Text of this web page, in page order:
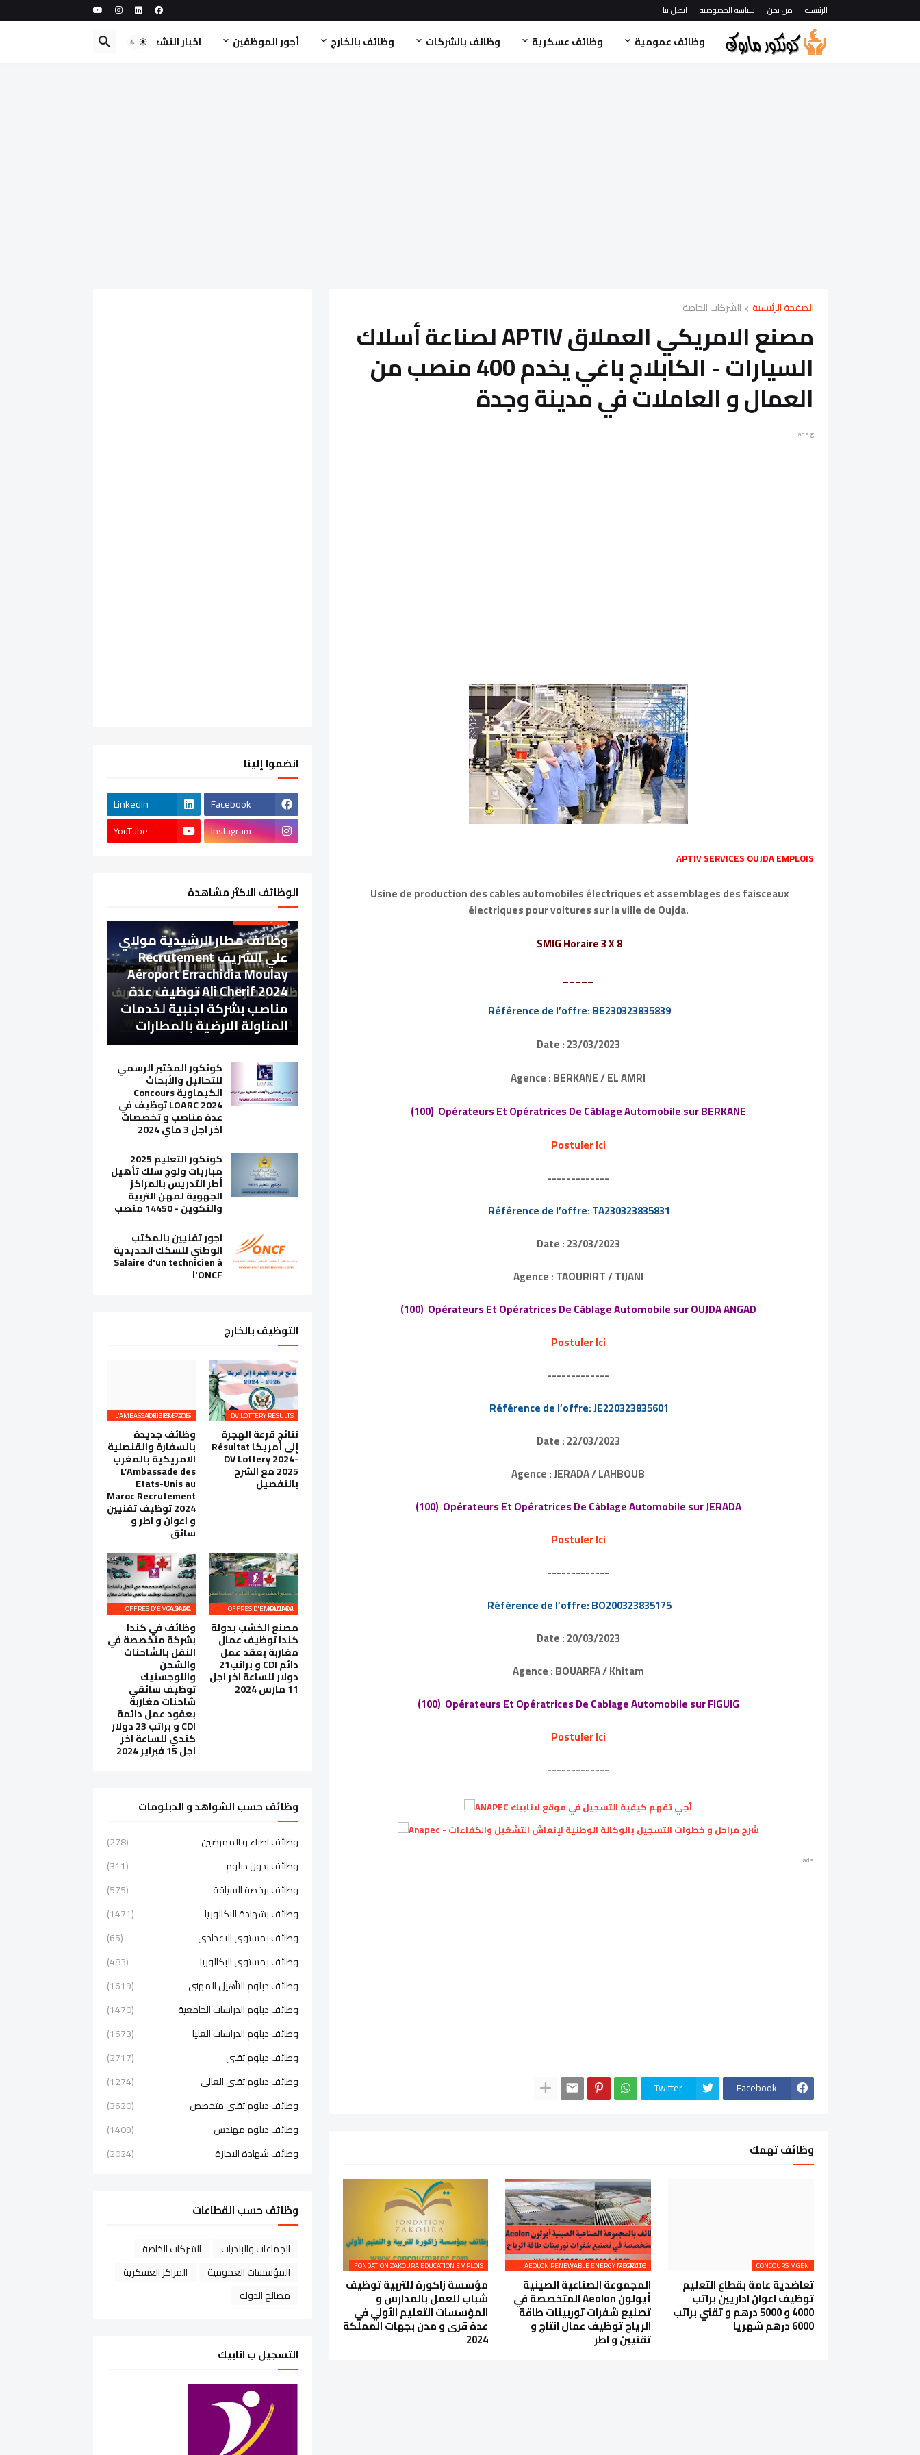
الرئيسية من نحن سياسة الخصوصية اتصل بنا
وظائف عمومية وظائف عسكرية وظائف بالشركات وظائف بالخارج أجور الموظفين اخبار التشغيل
الصفحة الرئيسية الشركات الخاصة
مصنع الامريكي العملاق APTIV لصناعة أسلاك
السيارات - الكابلاج باغي يخدم 400 منصب من
العمال و العاملات في مدينة وجدة
ads g
APTIV SERVICES OUJDA EMPLOIS
Usine de production des cables automobiles électriques et assemblages des faisceaux
électriques pour voitures sur la ville de Oujda.
SMIG Horaire 3 X 8
_____
Référence de l’offre: BE230323835839
Date : 23/03/2023
Agence : BERKANE / EL AMRI
(100) Opérateurs Et Opératrices De Câblage Automobile sur BERKANE
Postuler Ici
-------------
Référence de l’offre: TA230323835831
Date : 23/03/2023
Agence : TAOURIRT / TIJANI
(100) Opérateurs Et Opératrices De Câblage Automobile sur OUJDA ANGAD
Postuler Ici
-------------
Référence de l’offre: JE220323835601
Date : 22/03/2023
Agence : JERADA / LAHBOUB
(100) Opérateurs Et Opératrices De Câblage Automobile sur JERADA
Postuler Ici
-------------
Référence de l’offre: BO200323835175
Date : 20/03/2023
Agence : BOUARFA / Khitam
(100) Opérateurs Et Opératrices De Cablage Automobile sur FIGUIG
Postuler Ici
-------------
أجي تفهم كيفية التسجيل في موقع لانابيك ANAPEC
شرح مراحل و خطوات التسجيل بالوكالة الوطنية لإنعاش التشغيل والكفاءات - Anapec
ads
Facebook
Twitter
وظائف تهمك
CONCOURS MGEN
تعاضدية عامة بقطاع التعليم
توظيف اعوان اداريين براتب
4000 و 5000 درهم و تقني براتب
6000 درهم شهريا
AEOLON RENEWABLE ENERGY MOROCCO RECRUTE
المجموعة الصناعية الصينية
أيولون Aeolon المتخصصة في
تصنيع شفرات توربينات طاقة
الرياح توظيف عمال انتاج و
تقنيين و اطر
FONDATION ZAKOURA EDUCATION EMPLOIS
مؤسسة زاكورة للتربية توظيف
شباب للعمل بالمدارس و
المؤسسات التعليم الأولي في
عدة قرى و مدن بجهات المملكة
2024
انضموا إلينا
Facebook
Linkedin
Instagram
YouTube
الوظائف الاكثر مشاهدة
الشركات الخاصة
وظائف مطار الرشيدية مولاي
علي الشريف Recrutement
Aéroport Errachidia Moulay
Ali Cherif 2024 توظيف عدة
مناصب بشركة اجنبية لخدمات
المناولة الارضية بالمطارات
كونكور المختبر الرسمي
للتحاليل والأبحاث
الكيماوية Concours
LOARC 2024 توظيف في
عدة مناصب و تخصصات
اخر اجل 3 ماي 2024
كونكور التعليم 2025
مباريات ولوج سلك تأهيل
أطر التدريس بالمراكز
الجهوية لمهن التربية
والتكوين - 14450 منصب
اجور تقنيين بالمكتب
الوطني للسكك الحديدية
Salaire d'un technicien à
l'ONCF
التوظيف بالخارج
DV LOTTERY RESULTS
نتائج قرعة الهجرة
إلى أمريكا Résultat
DV Lottery 2024-
2025 مع الشرح
بالتفصيل
L’AMBASSADE DES ETATS-UNIS EMPLOIS
وظائف جديدة
بالسفارة والقنصلية
الامريكية بالمغرب
L’Ambassade des
Etats-Unis au
Maroc Recrutement
2024 توظيف تقنيين
و اعوان و اطر و
سائق
OFFRES D'EMPLOI AU CANADA
مصنع الخشب بدولة
كندا توظيف عمال
مغاربة بعقد عمل
دائم CDI و براتب21
دولار للساعة اخر اجل
11 مارس 2024
OFFRES D'EMPLOI AU CANADA
وظائف في كندا
بشركة متخصصة في
النقل بالشاحنات
والشحن
واللوجستيك
توظيف سائقي
شاحنات مغاربة
بعقود عمل دائمة
CDI و براتب 23 دولار
كندي للساعة اخر
اجل 15 فبراير 2024
وظائف حسب الشواهد و الدبلومات
وظائف اطباء و الممرضين
(278)
وظائف بدون دبلوم
(311)
وظائف برخصة السياقة
(575)
وظائف بشهادة البكالوريا
(1471)
وظائف بمستوى الاعدادي
(65)
وظائف بمستوى البكالوريا
(483)
وظائف دبلوم التأهيل المهني
(1619)
وظائف دبلوم الدراسات الجامعية
(1470)
وظائف دبلوم الدراسات العليا
(1673)
وظائف دبلوم تقني
(2717)
وظائف دبلوم تقني العالي
(1274)
وظائف دبلوم تقني متخصص
(3620)
وظائف دبلوم مهندس
(1409)
وظائف شهادة الاجازة
(2024)
وظائف حسب القطاعات
الجماعات والبلديات
الشركات الخاصة
المؤسسات العمومية
المراكز العسكرية
مصالح الدولة
التسجيل ب انابيك